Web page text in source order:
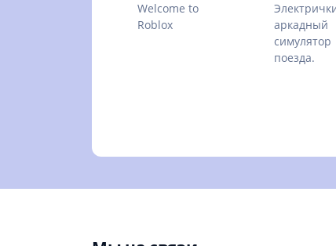
Welcome to
Roblox
аркадный
симулятор
поезда.